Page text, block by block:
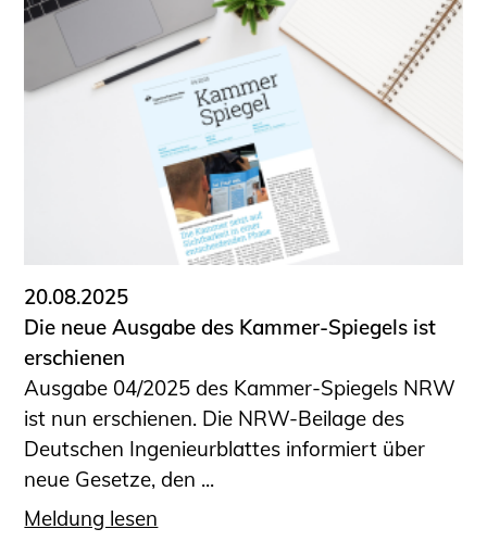
Prüfsachverständige
Qualifizierte Tragwerksplaner/-innen
Bauvorlageberechtigte
Sachkundige für Zustands- und
Funktionsprüfung privater
Abwasserleitungen
Vereinbarungen mit
Ingenieurkammern
Zusatzqualifikationen
Geschützter Bereich
Informationen für Auftraggeber und
Verbraucher
Ingenieursuche (Mitglieder der IK-Bau
NRW)
Fachlisten
Bauherren-ABC
20.08.2025
Die neue Ausgabe des Kammer-Spiegels ist
erschienen
Ausgabe 04/2025 des Kammer-Spiegels NRW
ist nun erschienen. Die NRW-Beilage des
Deutschen Ingenieurblattes informiert über
neue Gesetze, den ...
Meldung lesen